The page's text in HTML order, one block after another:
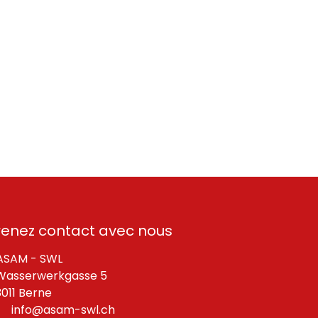
contact avec nous
- SWL
5
Berne
info@asam-swl.ch